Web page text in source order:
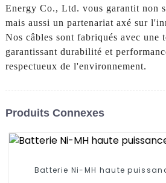
Energy Co., Ltd. vous garantit non
mais aussi un partenariat axé sur
Nos câbles sont fabriqués avec une
garantissant durabilité et
respectueux de l'environnement.
Produits Connexes
Batterie Ni-MH haute